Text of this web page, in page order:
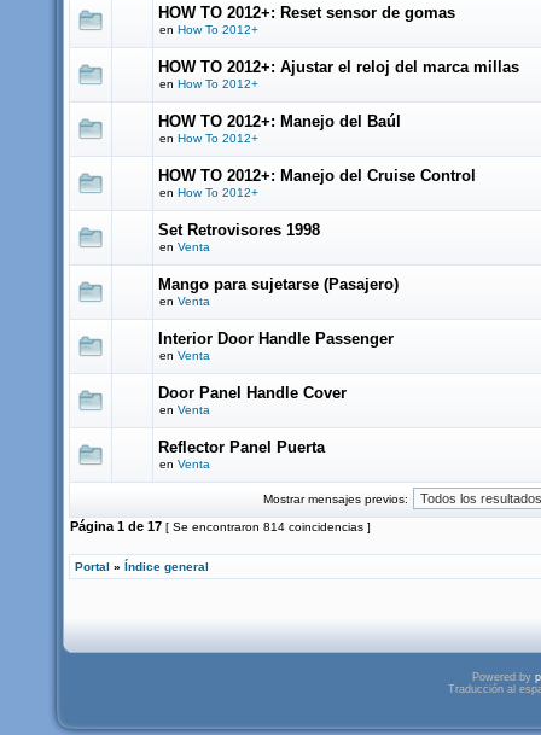
HOW TO 2012+: Reset sensor de gomas
en How To 2012+
HOW TO 2012+: Ajustar el reloj del marca millas
en How To 2012+
HOW TO 2012+: Manejo del Baúl
en How To 2012+
HOW TO 2012+: Manejo del Cruise Control
en How To 2012+
Set Retrovisores 1998
en Venta
Mango para sujetarse (Pasajero)
en Venta
Interior Door Handle Passenger
en Venta
Door Panel Handle Cover
en Venta
Reflector Panel Puerta
en Venta
Mostrar mensajes previos:
Página 1 de 17 [ Se encontraron 814 coincidencias ]
Portal » Índice general
Powered by
Traducción al